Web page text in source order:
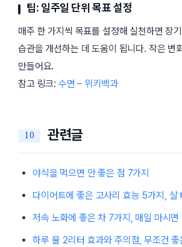
팁: 일주일 단위 목표 설정
매주 한 가지씩 목표를 설정해 실천하면 장
습관을 개선하는 데 도움이 됩니다. 작은 변
만들어요.
참고 링크: 수면 – 위키백과
관련글
야식을 먹으면 안 좋은 점 7가지
다이어트에 좋은 고사리 효능 5가지, 살
저속 노화에 좋은 차 7가지, 매일 마시
하루 물 2리터 효과와 주의점, 무조건